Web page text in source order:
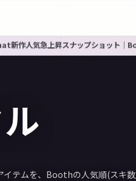
新作人気急上昇スナップショット｜
テムを、Boothの人気順(スキ